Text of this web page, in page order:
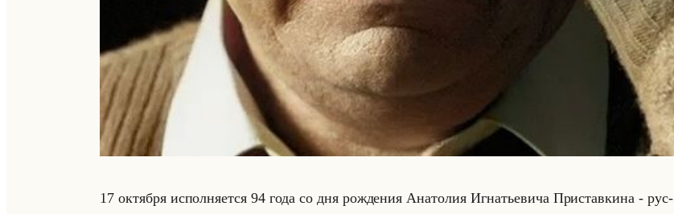
17 ок­тяб­ря ис­пол­ня­ет­ся 94 года со дня рож­де­ния Ана­то­лия Иг­на­тье­ви­ча При­став­ки­на - рус­